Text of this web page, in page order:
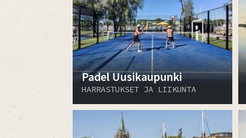
Padel Uusikaupunki
HARRASTUKSET JA LIIKUNTA